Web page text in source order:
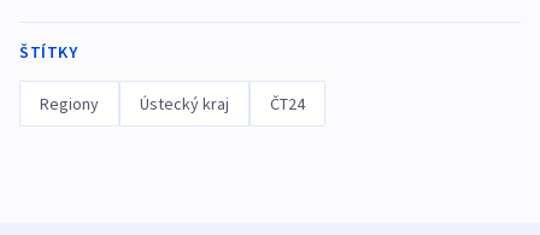
ŠTÍTKY
Regiony Ústecký kraj ČT24